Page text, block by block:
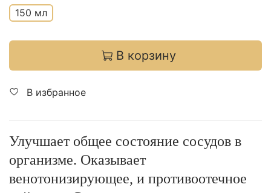
150 мл
В корзину
В избранное
Улучшает общее состояние сосудов в
организме. Оказывает
венотонизирующее, и противоотечное